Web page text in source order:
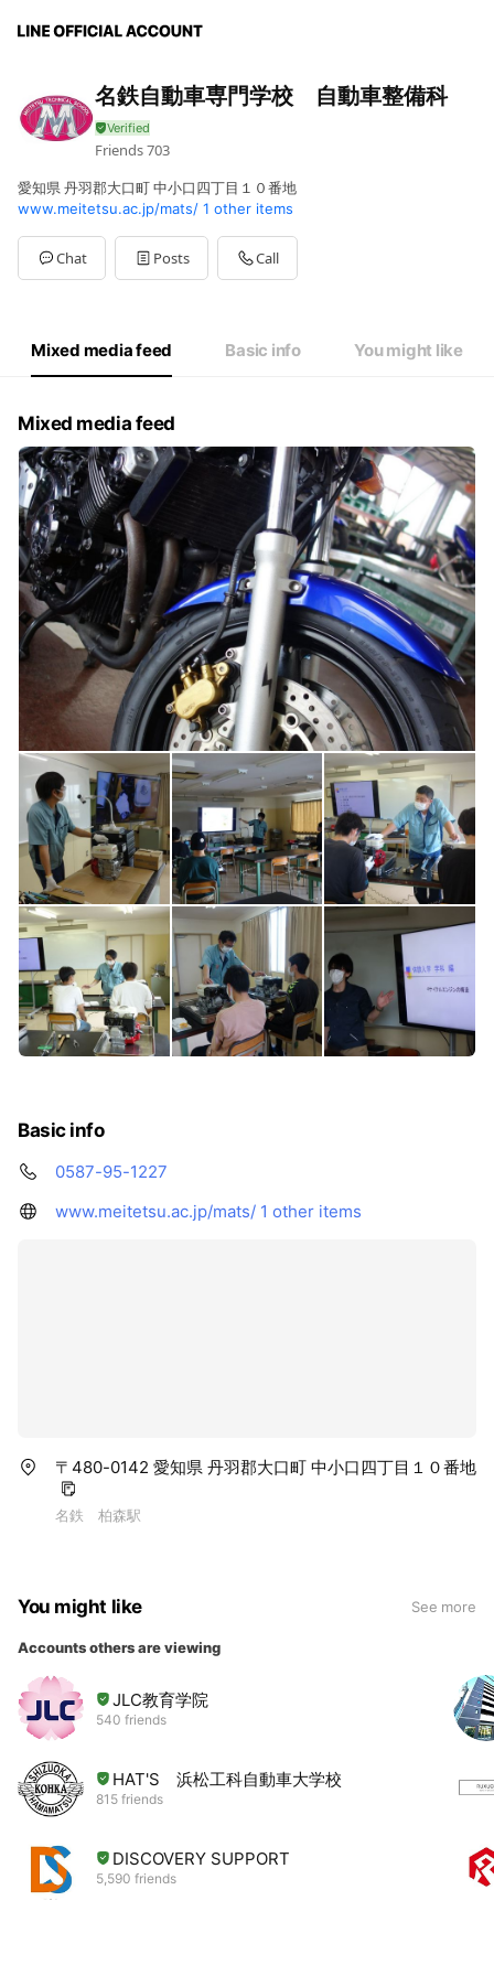
名鉄自動車専門学校 自動車整備科
Friends703
愛知県 丹羽郡大口町 中小口四丁目１０番地
www.meitetsu.ac.jp/mats/ 1 other items
Chat Posts Call
Mixed media feed Basic info You might like
Mixed media feed
Basic info
0587-95-1227
www.meitetsu.ac.jp/mats/ 1 other items
〒480-0142 愛知県 丹羽郡大口町 中小口四丁目１０番地
名鉄 柏森駅
You might like See more
Accounts others are viewing
JLC教育学院
540 friends
HAT'S 浜松工科自動車大学校
815 friends
DISCOVERY SUPPORT
5,590 friends